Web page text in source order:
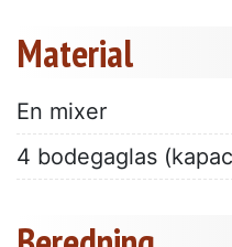
Material
En mixer
4 bodegaglas